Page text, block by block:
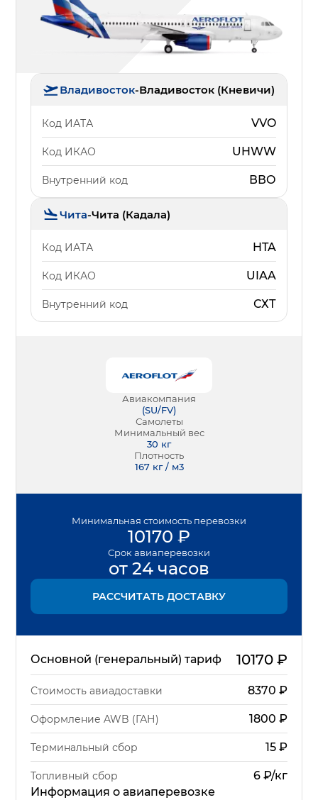
Владивосток-Владивосток (Кневичи)
Код ИАТА VVO
Код ИКАО UHWW
Внутренний код ВВО
Чита-Чита (Кадала)
Код ИАТА HTA
Код ИКАО UIAA
Внутренний код СХТ
Авиакомпания
(SU/FV)
Самолеты
Минимальный вес
30 кг
Плотность
167 кг / м3
Минимальная стоимость перевозки
10170 ₽
Срок авиаперевозки
от 24 часов
РАССЧИТАТЬ ДОСТАВКУ
Основной (генеральный) тариф 10170₽
Стоимость авиадоставки 8370 ₽
Оформление AWB (ГАН) 1800 ₽
Терминальный сбор 15₽
Топливный сбор
6 ₽/кг
Информация о авиаперевозке